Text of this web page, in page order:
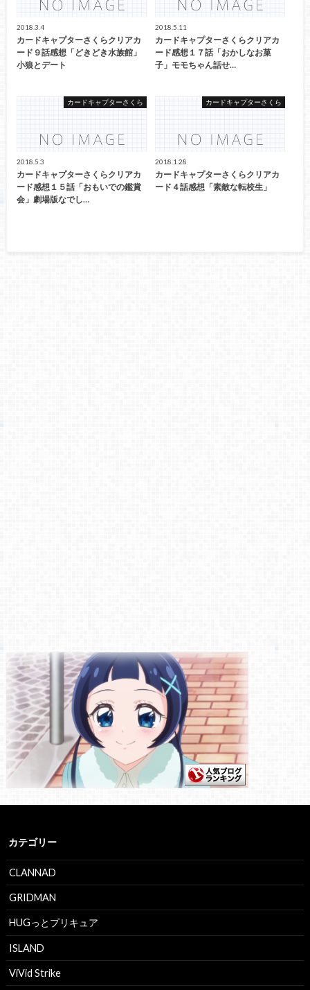
2018.3.4
カードキャプターさくらクリアカ
ード９話感想「どきどき水族館」
小狼とデート
2018.5.11
カードキャプターさくらクリアカ
ード感想１７話「おかしなお菓
子」モモちゃん話せ…
カードキャプターさくら
2018.5.3
カードキャプターさくらクリアカ
ード感想１５話「おもいでの鑑賞
会」劇場版なでし…
カードキャプターさくら
2018.1.28
カードキャプターさくらクリアカ
ード４話感想「素敵な転校生」
カテゴリー
CLANNAD
GRIDMAN
HUGっとプリキュア
ISLAND
ViVid Strike